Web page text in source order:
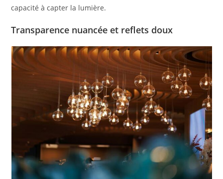
capacité à capter la lumière.
Transparence nuancée et reflets doux